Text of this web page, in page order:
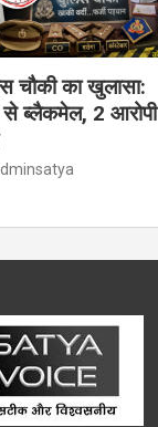
चौकी का खुलासा:
से ब्लैकमेल, 2 आरोपी